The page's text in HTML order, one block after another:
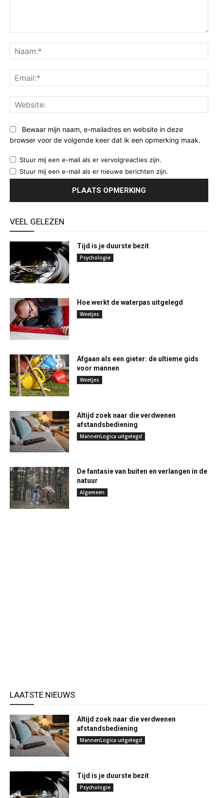
Bewaar mijn naam, e-mailadres en website in deze
browser voor de volgende keer dat ik een opmerking maak.
Stuur mij een e-mail als er vervolgreacties zijn.
Stuur mij een e-mail als er nieuwe berichten zijn.
VEEL GELEZEN
Tijd is je duurste bezit
Psychologie
Hoe werkt de waterpas uitgelegd
Weetjes
Afgaan als een gieter: de ultieme gids
voor mannen
Weetjes
Altijd zoek naar die verdwenen
afstandsbediening
MannenLogica uitgelegd
De fantasie van buiten en verlangen in de
natuur
Algemeen
LAATSTE NIEUWS
Altijd zoek naar die verdwenen
afstandsbediening
MannenLogica uitgelegd
Tijd is je duurste bezit
Psychologie